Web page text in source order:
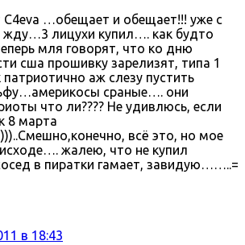
…обещает и обещает!!! уже с
жду…3 лицухи купил…. как будто
мля говорят, что ко дню
сша прошивку зарелизят, типа 1
патриотично аж слезу пустить
сраные…. они
что ли???? Не удивлюсь, если
8 марта
всё это, но мое
жалею, что не купил
в пиратки гамает, завидую……..=
в 18:43